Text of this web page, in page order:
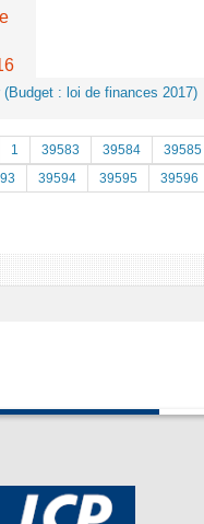
(Budget : loi de finances 2017)
1 39583 39584 39585
39594 39595 39596